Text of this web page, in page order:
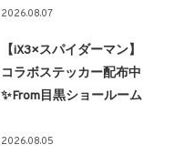
2026.08.07
【iX3×スパイダーマン】
コラボステッカー配布中
✨From目黒ショールーム
2026.08.05